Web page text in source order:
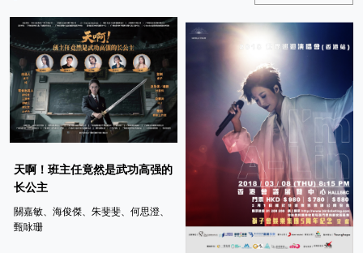
天啊！班主任竟然是武功高强的
长公主
關嘉敏、海俊傑、朱斐斐、何思澄、
甄咏珊